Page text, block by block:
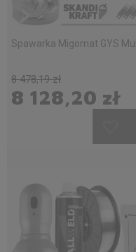
Spawarka Migomat GYS
8 128,20 zł
8 478,19 zł